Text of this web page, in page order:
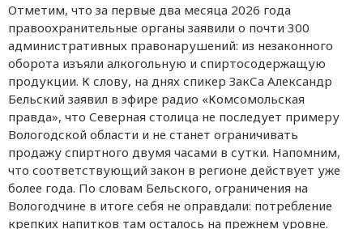
Отметим, что за первые два месяца 2026 года
правоохранительные органы заявили о почти 300
административных правонарушений: из незаконного
оборота изъяли алкогольную и спиртосодержащую
продукции. К слову, на днях спикер ЗакСа Александр
Бельский заявил в эфире радио «Комсомольская
правда», что Северная столица не последует примеру
Вологодской области и не станет ограничивать
продажу спиртного двумя часами в сутки. Напомним,
что соответствующий закон в регионе действует уже
более года. По словам Бельского, ограничения на
Вологодчине в итоге себя не оправдали: потребление
крепких напитков там осталось на прежнем уровне.